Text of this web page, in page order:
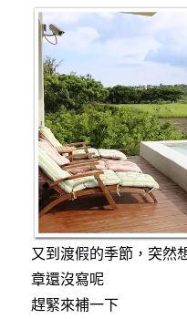
b
o
o
k
t
e
又到渡假的季節，突然
章還沒寫呢
趕緊來補一下